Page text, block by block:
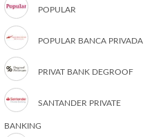
POPULAR
POPULAR BANCA PRIVADA
PRIVAT BANK DEGROOF
SANTANDER PRIVATE
BANKING